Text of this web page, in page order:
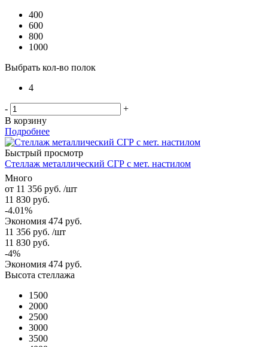
400
600
800
1000
Выбрать кол-во полок
4
-
+
В корзину
Подробнее
Быстрый просмотр
Стеллаж металлический СГР с мет. настилом
Много
от 11 356 руб. /шт
11 830 руб.
-4.01%
Экономия 474 руб.
11 356 руб. /шт
11 830 руб.
-4%
Экономия 474 руб.
Высота стеллажа
1500
2000
2500
3000
3500